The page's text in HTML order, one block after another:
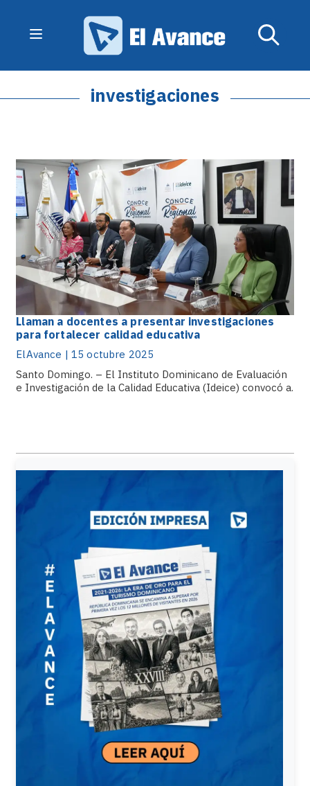
investigaciones
Llaman a docentes a presentar investigaciones
para fortalecer calidad educativa
ElAvance | 15 octubre 2025
Santo Domingo. – El Instituto Dominicano de Evaluación
e Investigación de la Calidad Educativa (Ideice) convocó a.